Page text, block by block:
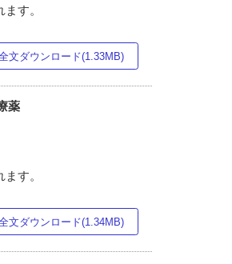
す。
文ダウンロード(1.33MB)
薬
す。
文ダウンロード(1.34MB)